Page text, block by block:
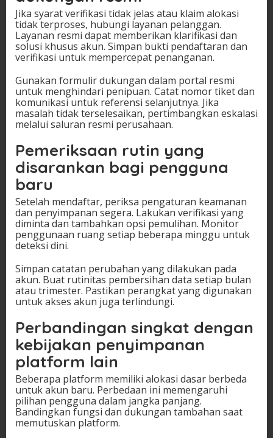
Jika syarat verifikasi tidak jelas atau klaim alokasi
tidak terproses, hubungi layanan pelanggan.
Layanan resmi dapat memberikan klarifikasi dan
solusi khusus akun. Simpan bukti pendaftaran dan
verifikasi untuk mempercepat penanganan.
Gunakan formulir dukungan dalam portal resmi
untuk menghindari penipuan. Catat nomor tiket dan
komunikasi untuk referensi selanjutnya. Jika
masalah tidak terselesaikan, pertimbangkan eskalasi
melalui saluran resmi perusahaan.
Pemeriksaan rutin yang
disarankan bagi pengguna
baru
Setelah mendaftar, periksa pengaturan keamanan
dan penyimpanan segera. Lakukan verifikasi yang
diminta dan tambahkan opsi pemulihan. Monitor
penggunaan ruang setiap beberapa minggu untuk
deteksi dini.
Simpan catatan perubahan yang dilakukan pada
akun. Buat rutinitas pembersihan data setiap bulan
atau trimester. Pastikan perangkat yang digunakan
untuk akses akun juga terlindungi.
Perbandingan singkat dengan
kebijakan penyimpanan
platform lain
Beberapa platform memiliki alokasi dasar berbeda
untuk akun baru. Perbedaan ini memengaruhi
pilihan pengguna dalam jangka panjang.
Bandingkan fungsi dan dukungan tambahan saat
memutuskan platform.